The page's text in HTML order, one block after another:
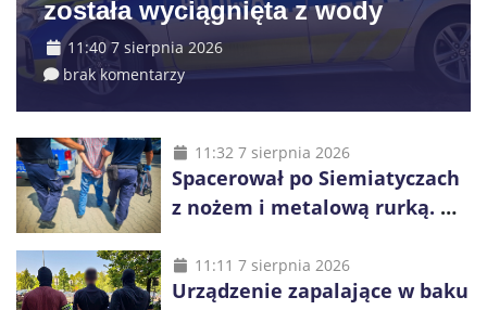
została wyciągnięta z wody
11:40 7 sierpnia 2026
brak komentarzy
11:32 7 sierpnia 2026
Spacerował po Siemiatyczach
z nożem i metalową rurką. W
alkohol i perfumy
11:11 7 sierpnia 2026
Urządzenie zapalające w baku